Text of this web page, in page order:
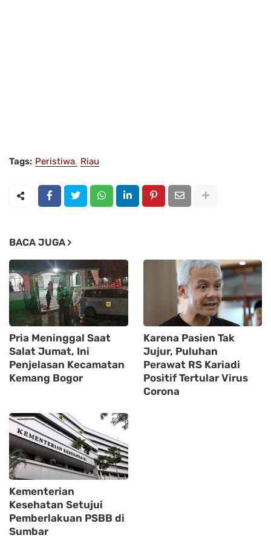
Tags: Peristiwa Riau
BACA JUGA
Pria Meninggal Saat
Salat Jumat, Ini
Penjelasan Kecamatan
Kemang Bogor
Karena Pasien Tak
Jujur, Puluhan
Perawat RS Kariadi
Positif Tertular Virus
Corona
Kementerian
Kesehatan Setujui
Pemberlakuan PSBB di
Sumbar